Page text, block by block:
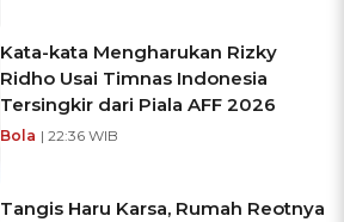
Kata-kata Mengharukan Rizky
Ridho Usai Timnas Indonesia
Tersingkir dari Piala AFF 2026
Bola | 22:36 WIB
Tangis Haru Karsa, Rumah Reotnya